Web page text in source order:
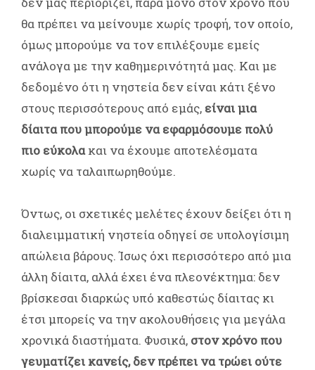
θα πρέπει να μείνουμε χωρίς τροφή, τον οποίο,
όμως μπορούμε να τον επιλέξουμε εμείς
ανάλογα με την καθημερινότητά μας. Και με
δεδομένο ότι η νηστεία δεν είναι κάτι ξένο
στους περισσότερους από εμάς, είναι μια
δίαιτα που μπορούμε να εφαρμόσουμε πολύ
πιο εύκολακαι να έχουμε αποτελέσματα
χωρίς να ταλαιπωρηθούμε.
Όντως, οι σχετικές μελέτες έχουν δείξει ότι η
διαλειμματική νηστεία οδηγεί σε υπολογίσιμη
απώλεια βάρους. Ίσως όχι περισσότερο από μια
άλλη δίαιτα, αλλά έχει ένα πλεονέκτημα: δεν
βρίσκεσαι διαρκώς υπό καθεστώς δίαιτας κι
έτσι μπορείς να την ακολουθήσεις για μεγάλα
χρονικά διαστήματα. Φυσικά, στον χρόνο που
γευματίζει κανείς, δεν πρέπει να τρώει ούτε